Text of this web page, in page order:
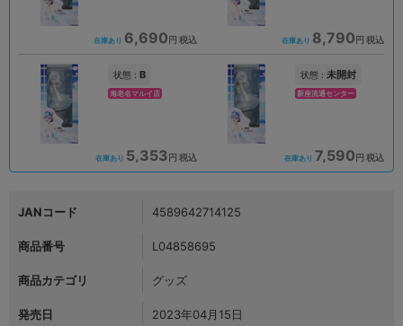
在庫あり 6,690 円 税込 在庫あり 8,790 円 税込
状態 : B
海老名マルイ店
在庫あり 5,353 円 税込
状態 : 未開封
新座流通センター
在庫あり 7,590 円 税込
JANコード 4589642714125
商品番号 L04858695
商品カテゴリ グッズ
発売日 2023年04月15日